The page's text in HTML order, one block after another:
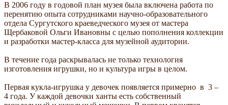
В 2006 году в годовой план музея была включена работа по
перенятию опыта сотрудниками научно-образовательного
отдела Сургутского краеведческого музея от мастера
Щербаковой Ольги Ивановны с целью пополнения коллекции
и разработки мастер-класса для музейной аудитории.
В течение года раскрывалась не только технология
изготовления игрушки, но и культура игры в целом.
Первая кукла-игрушка у девочек появляется примерно в 3 –
4 года. У каждой девочки ханты есть собственный